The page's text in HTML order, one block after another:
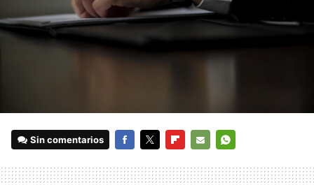
Sin comentarios
MAIL